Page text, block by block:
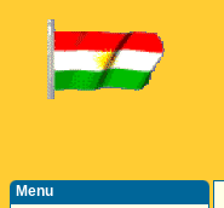
Menu